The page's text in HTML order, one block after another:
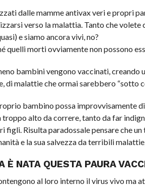
dalle mamme antivax veri e propri
verso la malattia. Tanto che
e siamo ancora vivi, no?
quelli morti ovviamente non possono
bambini vengono vaccinati,
di malattie che ormai sarebbero “sotto
bambino possa improvvisamente
troppo alto da correre, tanto da far
figli. Risulta paradossale pensare che
e la sua salvezza da terribili
È NATA QUESTA PAURA
al loro interno il virus vivo ma